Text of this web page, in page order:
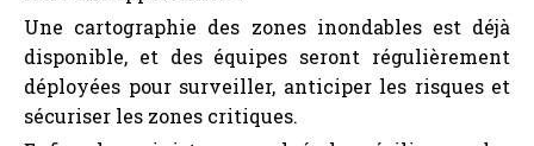
Une cartographie des zones inondables est déjà
disponible, et des équipes seront régulièrement
déployées pour surveiller, anticiper les risques et
sécuriser les zones critiques.